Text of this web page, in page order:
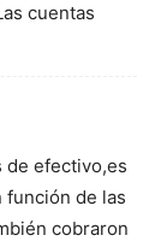
cuentas
de efectivo,es
de las
cobraron